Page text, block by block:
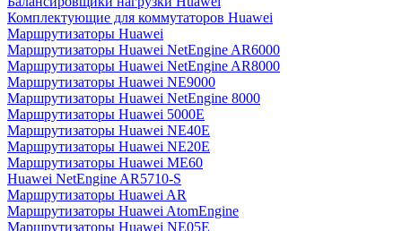
Комплектующие для коммутаторов Huawei
Маршрутизаторы Huawei
Маршрутизаторы Huawei NetEngine AR6000
Маршрутизаторы Huawei NetEngine AR8000
Маршрутизаторы Huawei NE9000
Маршрутизаторы Huawei NetEngine 8000
Маршрутизаторы Huawei 5000E
Маршрутизаторы Huawei NE40E
Маршрутизаторы Huawei NE20E
Маршрутизаторы Huawei ME60
Huawei NetEngine AR5710-S
Маршрутизаторы Huawei AR
Маршрутизаторы Huawei AtomEngine
Маршрутизаторы Huawei NE05E